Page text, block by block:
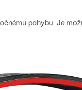
pohybu. Je